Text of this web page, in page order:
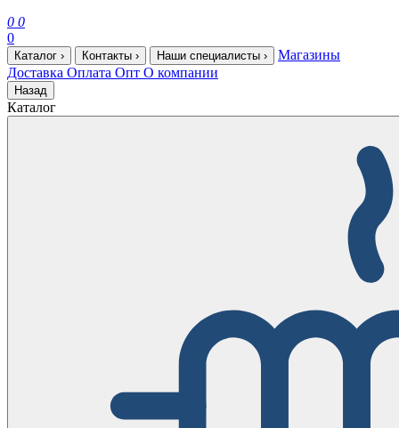
0 0
0
Каталог › Контакты › Наши специалисты ›
Магазины
Доставка Оплата Опт О компании
Назад
Каталог